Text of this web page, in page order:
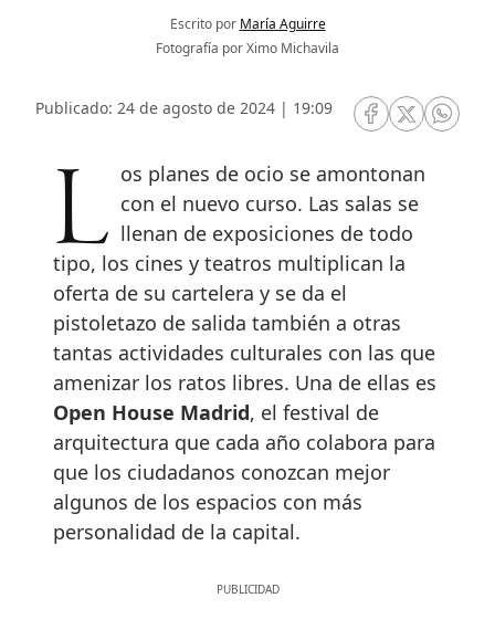
Escrito por María Aguirre
Fotografía por Ximo Michavila
Publicado: 24 de agosto de 2024 | 19:09
RRSS Facebook
RRSSRRSS
Los planes de ocio se amontonan con el nuevo curso. Las salas se
llenan de exposiciones de todo
tipo, los cines y teatros multiplican la
oferta de su cartelera y se da el
pistoletazo de salida también a otras
tantas actividades culturales con las que
amenizar los ratos libres. Una de ellas es
Open House Madrid, el festival de
arquitectura que cada año colabora para
que los ciudadanos conozcan mejor
algunos de los espacios con más
personalidad de la capital.